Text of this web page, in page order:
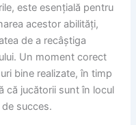
este esențială pentru
acestor abilități,
de a recâștiga
Un moment corect
bine realizate, în timp
că jucătorii sunt în locul
succes.